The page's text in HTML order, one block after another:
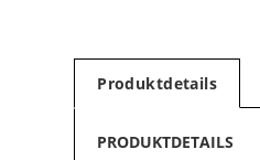
Produktdetails
PRODUKTDETAILS